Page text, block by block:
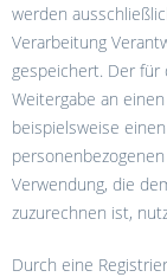
werden
Verarbeitung
gespeichert. Der für
Weitergabe an
beispielsweise
Verwendung, die
zuzurechnen ist,
Durch eine